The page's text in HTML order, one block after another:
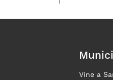
Vine a